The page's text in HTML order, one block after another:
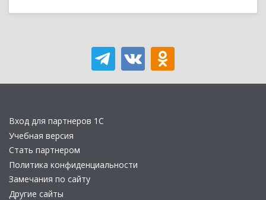
Вход для партнеров 1С
Учебная версия
Стать партнером
Политика конфиденциальности
Замечания по сайту
Другие сайты